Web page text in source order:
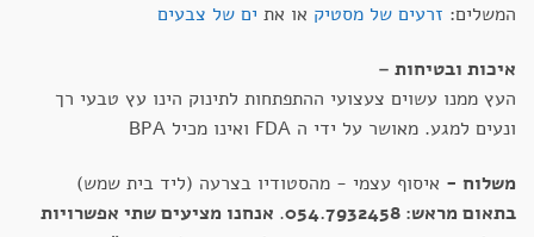
המשלים: זרעים של מסטיק או את ים של צבעים
איכות ובטיחות –
העץ ממנו עשוים צעצועי ההתפתחות לתינוק הינו עץ טבעי רך
ונעים למגע. מאושר על ידי ה FDA ואינו מכיל BPA
משלוח - איסוף עצמי - מהסטודיו בצרעה (ליד בית שמש)
בתאום מראש: 054.7932458
. אנחנו מציעים שתי אפשרויות